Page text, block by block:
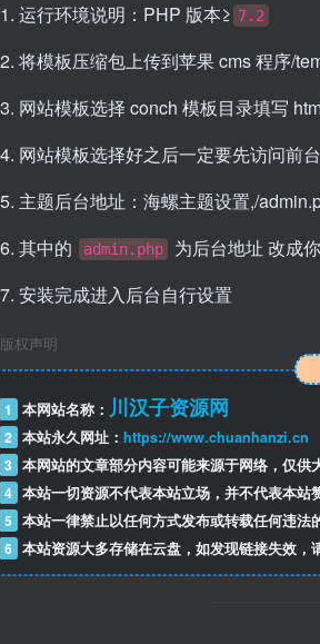
运行环境说明：PHP 版本≥ 7.2
将模板压缩包上传到苹果 cms 程序/
网站模板选择 conch 模板目录填写
网站模板选择好之后一定要先访问前
主题后台地址：海螺主题设置,/
其中的
admin.php 为后台地址 改成
安装完成进入后台自行设置
版权声明
1 本网站名称： 川汉子资源网
2 本站永久网址： https://www.chuanhanzi.cn
3 本网站的文章部分内容可能来源于网络，仅
4 本站一切资源不代表本站立场，并不代表本站
5 本站一律禁止以任何方式发布或转载任何违法
6 本站资源大多存储在云盘，如发现链接失效，